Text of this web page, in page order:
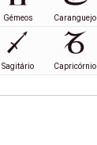
Gémeos Caranguejo
Sagitário Capricórnio